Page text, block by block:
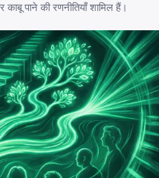
पाने की रणनीतियाँ शामिल हैं।